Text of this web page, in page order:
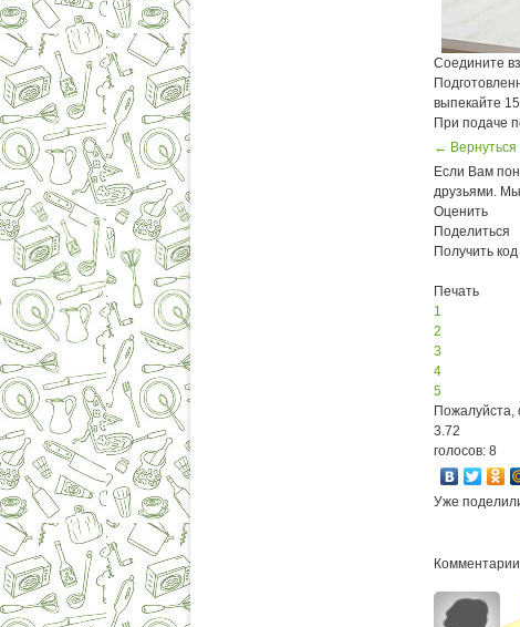
Соедините
выпекайте
При подаче
← Вернуться
Если Вам
друзьями.
Оценить
Поделиться
Получить код
Печать
1
2
3
4
5
Пожалуйста,
3.72
голосов: 8
Уже